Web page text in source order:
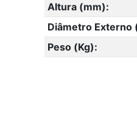
Altura (mm):
Diâmetro Externo
Peso (Kg):